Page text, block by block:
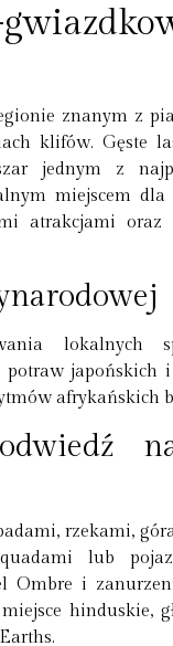
znanym z
klifów. Gęste
jednym z
miejscem dla
atrakcjami
lokalnych
japońskich
afrykańskich
rzekami,
lub
Ombre i
hinduskie,